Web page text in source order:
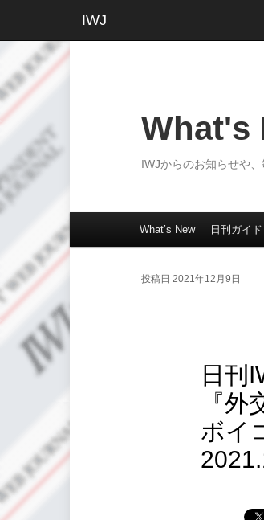
IWJ
What's
IWJからのお知らせや
メインコンテンツ
サブコンテンツへ
What’s New 日刊ガイド
日刊
『
ボイ
投稿日 2021年12月9日